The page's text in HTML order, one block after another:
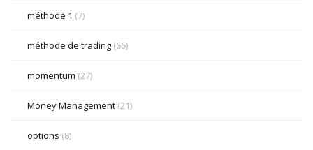
méthode 1 (7)
méthode de trading (66)
momentum (27)
Money Management (21)
options (8)